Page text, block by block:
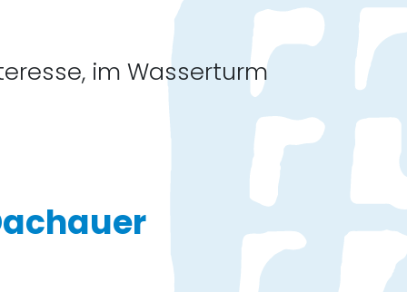
im Wasserturm